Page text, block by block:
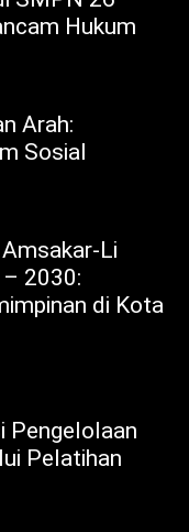
Hukum
Arah:
Sosial
Li
2030:
di Kota
Pengelolaan
Pelatihan